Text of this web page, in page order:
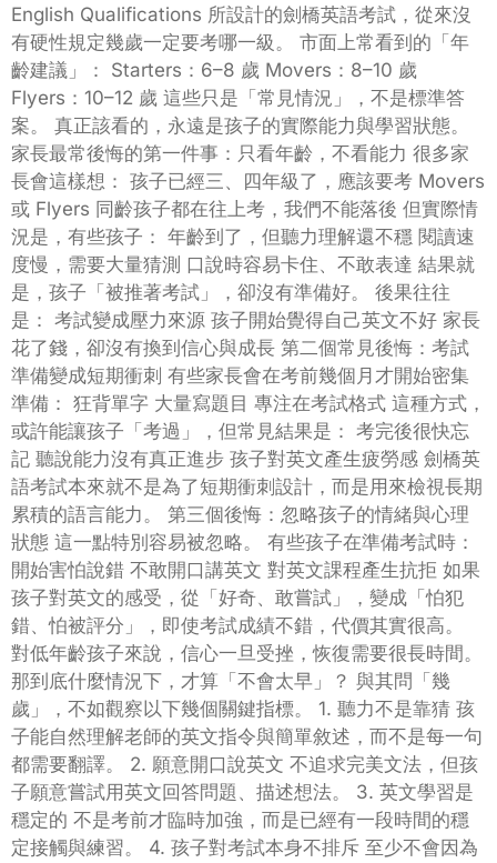
English Qualifications 所設計的劍橋英語考試，從來沒
有硬性規定幾歲一定要考哪一級。 市面上常看到的「年
齡建議」： Starters：6–8 歲 Movers：8–10 歲
Flyers：10–12 歲 這些只是「常見情況」，不是標準答
案。 真正該看的，永遠是孩子的實際能力與學習狀態。
家長最常後悔的第一件事：只看年齡，不看能力 很多家
長會這樣想： 孩子已經三、四年級了，應該要考 Movers
或 Flyers 同齡孩子都在往上考，我們不能落後 但實際情
況是，有些孩子： 年齡到了，但聽力理解還不穩 閱讀速
度慢，需要大量猜測 口說時容易卡住、不敢表達 結果就
是，孩子「被推著考試」，卻沒有準備好。 後果往往
是： 考試變成壓力來源 孩子開始覺得自己英文不好 家長
花了錢，卻沒有換到信心與成長 第二個常見後悔：考試
準備變成短期衝刺 有些家長會在考前幾個月才開始密集
準備： 狂背單字 大量寫題目 專注在考試格式 這種方式，
或許能讓孩子「考過」，但常見結果是： 考完後很快忘
記 聽說能力沒有真正進步 孩子對英文產生疲勞感 劍橋英
語考試本來就不是為了短期衝刺設計，而是用來檢視長期
累積的語言能力。 第三個後悔：忽略孩子的情緒與心理
狀態 這一點特別容易被忽略。 有些孩子在準備考試時：
開始害怕說錯 不敢開口講英文 對英文課程產生抗拒 如果
孩子對英文的感受，從「好奇、敢嘗試」，變成「怕犯
錯、怕被評分」，即使考試成績不錯，代價其實很高。
對低年齡孩子來說，信心一旦受挫，恢復需要很長時間。
那到底什麼情況下，才算「不會太早」？ 與其問「幾
歲」，不如觀察以下幾個關鍵指標。 1. 聽力不是靠猜 孩
子能自然理解老師的英文指令與簡單敘述，而不是每一句
都需要翻譯。 2. 願意開口說英文 不追求完美文法，但孩
子願意嘗試用英文回答問題、描述想法。 3. 英文學習是
穩定的 不是考前才臨時加強，而是已經有一段時間的穩
定接觸與練習。 4. 孩子對考試本身不排斥 至少不會因為